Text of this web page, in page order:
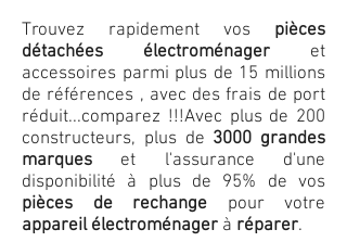
Trouvez rapidement vos pièces
détachées électroménager et
accessoires parmi plus de 15 millions
de références , avec des frais de port
réduit...comparez !!!Avec plus de 200
constructeurs, plus de 3000 grandes
marques et l'assurance d'une
disponibilité à plus de 95% de vos
pièces de rechange pour votre
appareil électroménager à réparer.